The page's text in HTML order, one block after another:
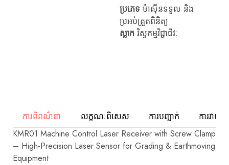
ប្រភេទ ម៉ាស៊ីនទទួល និង
ប្រអប់ត្រួតពិនិត្យ
ស្លាក វិស្វកម្មវិជ្ជាជីវៈ
ការពិពណ៌នា លក្ខណៈពិសេស ការបញ្ជាក់
ការវាយត
KMR01 Machine Control Laser Receiver with Screw Clamp
– High-Precision Laser Sensor for Grading & Earthmoving
Equipment